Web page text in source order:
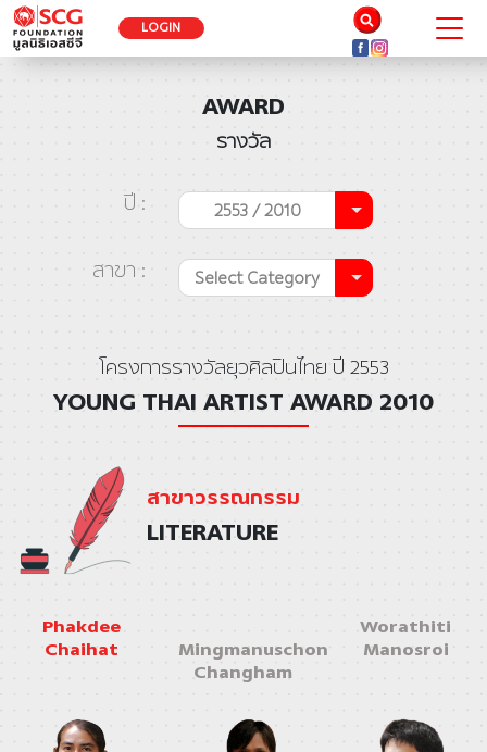
LOGIN
AWARD
รางวัล
ปี : 2553 / 2010
สาขา : Select Category
โครงการรางวัลยุวศิลปินไทย ปี 2553
YOUNG THAI ARTIST AWARD 2010
สาขาวรรณกรรม
LITERATURE
Phakdee
Chaihat Mingmanuschon
Changham
Worathiti
Manosroi